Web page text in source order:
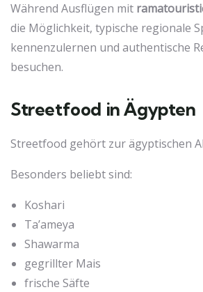
Während Ausflügen mit
die Möglichkeit, typische regionale
kennenzulernen und authentische
besuchen.
Streetfood in Ägypten
Streetfood gehört zur ägyptischen
Besonders beliebt sind:
Koshari
Ta’ameya
Shawarma
gegrillter Mais
frische Säfte